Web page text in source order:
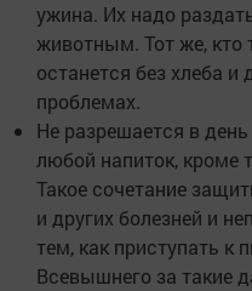
ужина. Их надо
животным. Тот же, кто
останется без хлеба и
проблемах.
Не разрешается в
любой напиток, кроме
Такое сочетание
и других болезней и
тем, как приступать к
Всевышнего за такие